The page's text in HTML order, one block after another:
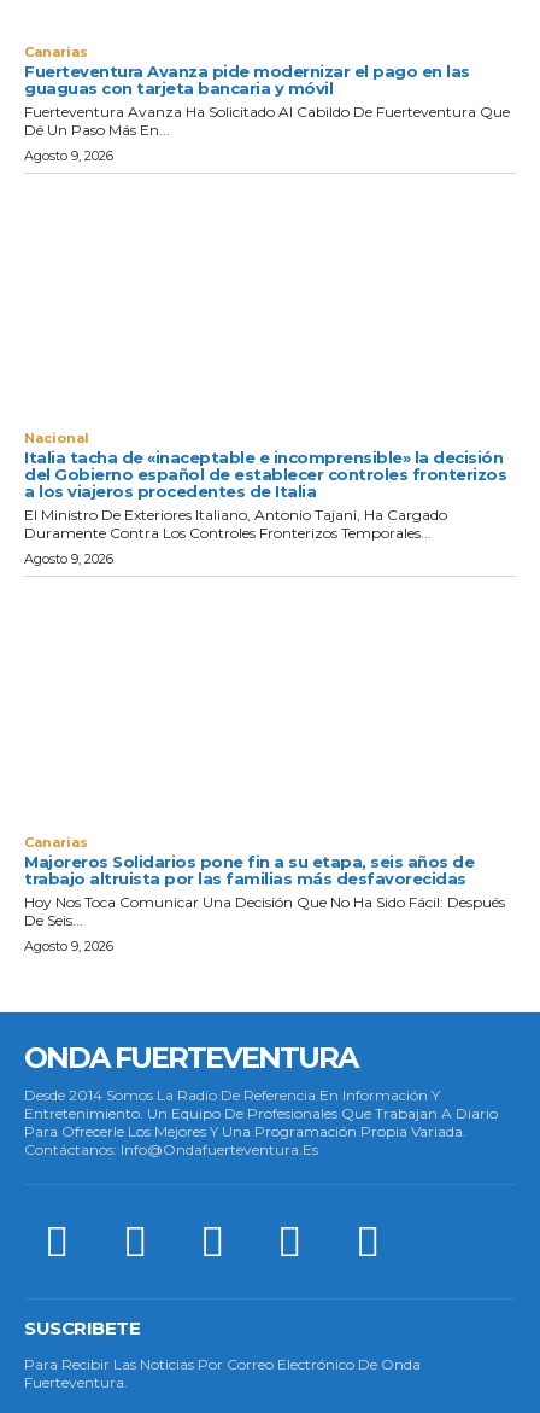
Canarias
Fuerteventura Avanza pide modernizar el pago en las
guaguas con tarjeta bancaria y móvil
Fuerteventura Avanza Ha Solicitado Al Cabildo De Fuerteventura Que
Dé Un Paso Más En...
Agosto 9, 2026
Nacional
Italia tacha de «inaceptable e incomprensible» la decisión
del Gobierno español de establecer controles fronterizos
a los viajeros procedentes de Italia
El Ministro De Exteriores Italiano, Antonio Tajani, Ha Cargado
Duramente Contra Los Controles Fronterizos Temporales...
Agosto 9, 2026
Canarias
Majoreros Solidarios pone fin a su etapa, seis años de
trabajo altruista por las familias más desfavorecidas
Hoy Nos Toca Comunicar Una Decisión Que No Ha Sido Fácil: Después
De Seis...
Agosto 9, 2026
ONDA FUERTEVENTURA
Desde 2014 Somos La Radio De Referencia En Información Y
Entretenimiento. Un Equipo De Profesionales Que Trabajan A Diario
Para Ofrecerle Los Mejores Y Una Programación Propia Variada.
Contáctanos: Info@ondafuerteventura.es
SUSCRIBETE
Para Recibir Las Noticias Por Correo Electrónico De Onda
Fuerteventura.